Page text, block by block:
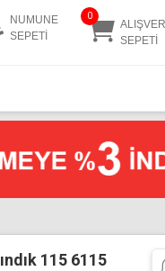
NUMUNE
SEPETİ
0
SEPETİ
115 6115